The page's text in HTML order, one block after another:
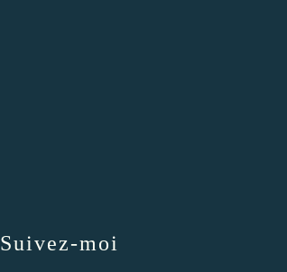
Suivez-moi